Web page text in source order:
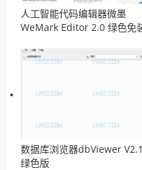
人工智能代码编辑器微墨
WeMark Editor 2.0 绿色免
数据库浏览器dbViewer
绿色版